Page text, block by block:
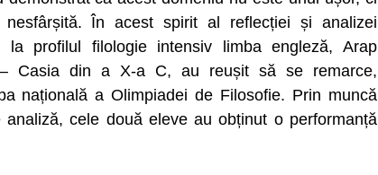
În acest spirit al reflecției și analizei
profilul filologie intensiv limba engleză, Arap
Casia din a X-a C, au reușit să se remarce,
națională a Olimpiadei de Filosofie. Prin muncă
cele două eleve au obținut o performanță